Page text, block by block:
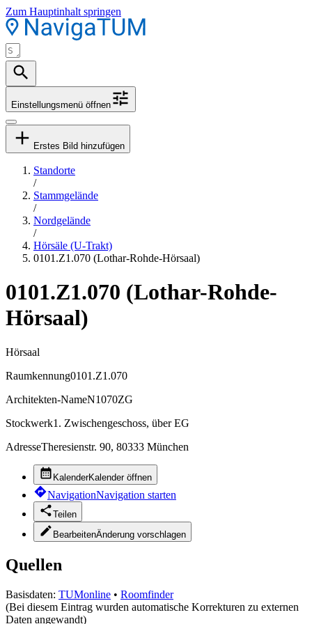
Zum Hauptinhalt springen
Einstellungsmenü öffnen
Erstes Bild hinzufügen
Standorte
/
Stammgelände
/
Nordgelände
/
Hörsäle (U-Trakt)
0101.Z1.070 (Lothar-Rohde-Hörsaal)
0101.Z1.070 (Lothar-Rohde-
Hörsaal)
Hörsaal
Raumkennung0101.Z1.070
Architekten-NameN1070ZG
Stockwerk1. Zwischengeschoss, über EG
AdresseTheresienstr. 90, 80333 München
KalenderKalender öffnen
NavigationNavigation starten
Teilen
BearbeitenÄnderung vorschlagen
Quellen
Basisdaten: TUMonline • Roomfinder
(Bei diesem Eintrag wurden automatische Korrekturen zu externen
Daten angewandt)